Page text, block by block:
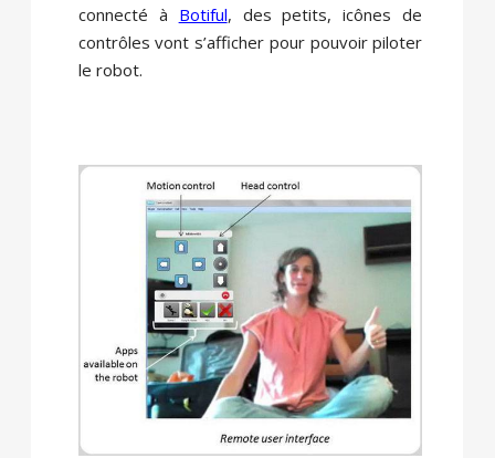
connecté à Botiful, des petits, icônes de
contrôles vont s’afficher pour pouvoir piloter
le robot.